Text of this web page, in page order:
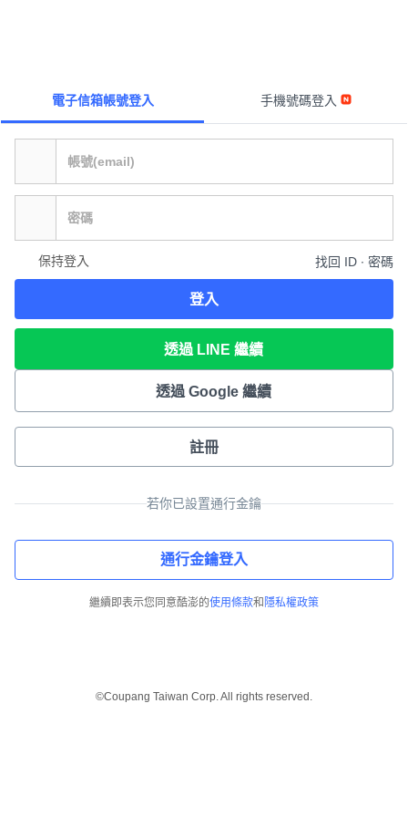
電子信箱帳號登入 手機號碼登入
保持登入 找回 ID ∙ 密碼
登入
透過 LINE 繼續
透過 Google 繼續
註冊
若你已設置通行金鑰
通行金鑰登入
繼續即表示您同意酷澎的使用條款和 隱私權政策
©Coupang Taiwan Corp. All rights reserved.